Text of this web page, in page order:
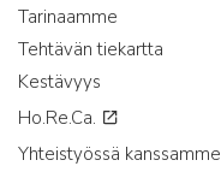
Tarinaamme
Tehtävän tiekartta
Kestävyys
Ho.Re.Ca.
Yhteistyössä kanssamme